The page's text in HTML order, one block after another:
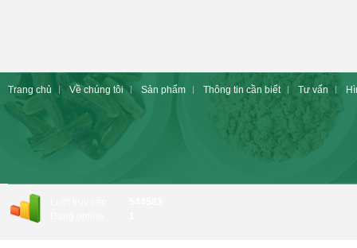
Trang chủ Về chúng tôi Sản phẩm Thông tin cần biết Tư vấn